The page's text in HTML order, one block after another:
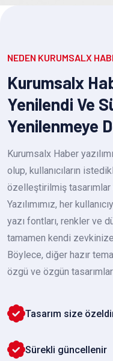
NEDEN KURUMSALX
Kurumsalx
Yenilendi Ve
Yenilenmeye
Kurumsalx Haber
olup, kullanıcıların
özelleştirilmiş tasarımlar
Yazılımımız, her
yazı fontları, renkler ve
tamamen kendi
Böylece, diğer hazır
özgü ve özgün
Tasarım size
Sürekli güncellenir